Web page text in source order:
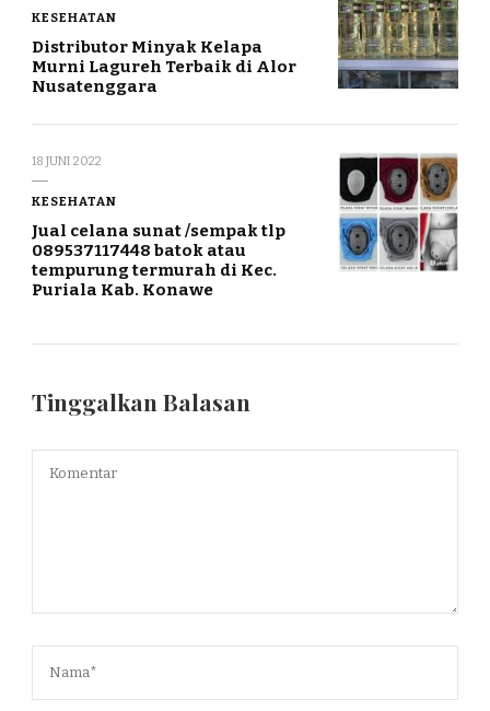
KESEHATAN
Distributor Minyak Kelapa
Murni Lagureh Terbaik di Alor
Nusatenggara
18 JUNI 2022
KESEHATAN
Jual celana sunat /sempak tlp
089537117448 batok atau
tempurung termurah di Kec.
Puriala Kab. Konawe
Tinggalkan Balasan